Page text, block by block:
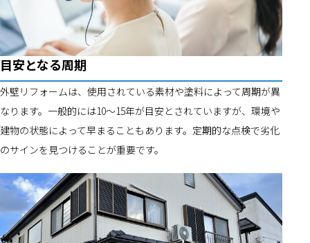
目安となる周期
外壁リフォームは、使用されている素材や塗料によって周期が異
なります。一般的には10～15年が目安とされていますが、環境や
建物の状態によって早まることもあります。定期的な点検で劣化
のサインを見つけることが重要です。